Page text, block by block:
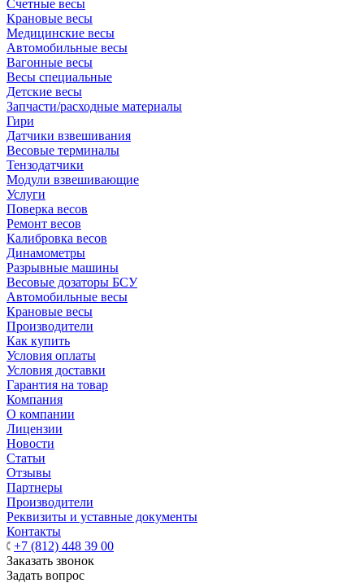
Счетные весы
Крановые весы
Медицинские весы
Автомобильные весы
Вагонные весы
Весы специальные
Детские весы
Запчасти/расходные материалы
Гири
Датчики взвешивания
Весовые терминалы
Тензодатчики
Модули взвешивающие
Услуги
Поверка весов
Ремонт весов
Калибровка весов
Динамометры
Разрывные машины
Весовые дозаторы БСУ
Автомобильные весы
Крановые весы
Производители
Как купить
Условия оплаты
Условия доставки
Гарантия на товар
Компания
О компании
Лицензии
Новости
Статьи
Отзывы
Партнеры
Производители
Реквизиты и уставные документы
Контакты
+7 (812) 448 39 00
Заказать звонок
Задать вопрос